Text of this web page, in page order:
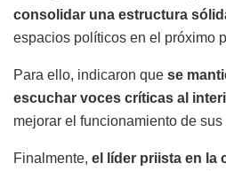
consolidar una estructura
espacios políticos en el próximo
Para ello, indicaron que se
escuchar voces críticas al
mejorar el funcionamiento de sus
Finalmente, el líder priista en la